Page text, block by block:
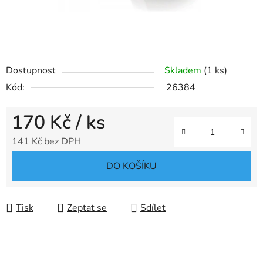
Dostupnost Skladem (1 ks)
Kód:
26384
170 Kč/ ks
141 Kč bez DPH
DO KOŠÍKU
Tisk Zeptat se Sdílet